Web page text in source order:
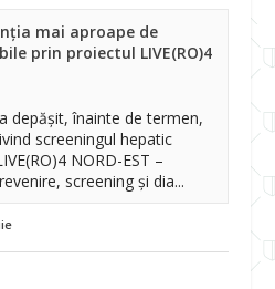
mai aproape de
prin proiectul LIVE(RO)4
depășit, înainte de termen,
screeningul hepatic
NORD-EST –
screening și dia...